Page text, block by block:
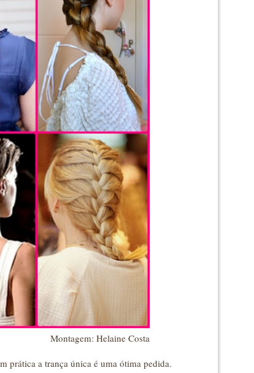
Montagem: Helaine Costa
prática a trança única é uma ótima pedida.